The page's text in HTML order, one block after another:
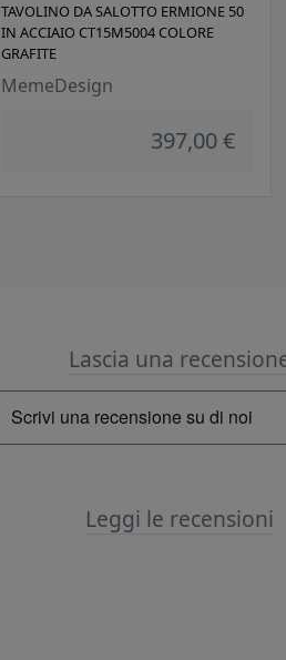
TAVOLINO DA SALOTTO ERMIONE 50
IN ACCIAIO CT15M5004 COLORE
GRAFITE
MemeDesign
397,00 €
Lascia una
Leggi le recensioni